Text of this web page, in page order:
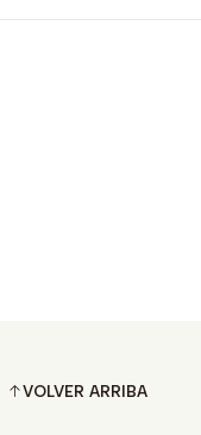
VOLVER ARRIBA